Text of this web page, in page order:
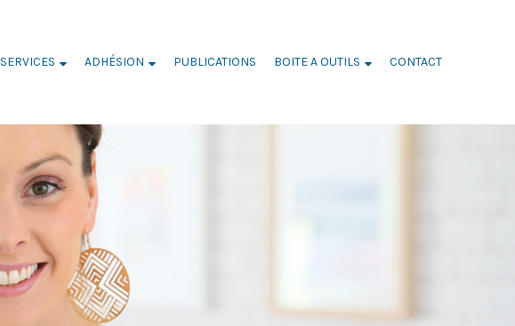
SERVICES ADHÉSION PUBLICATIONS BOITE A OUTILS CONTACT
AGRICULTEUR